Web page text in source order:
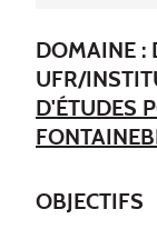
DOMAINE :
UFR/
D'ÉTUDES
OBJECTIFS